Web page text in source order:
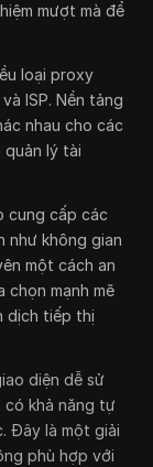
mượt mà để
loại proxy
ISP. Nền tảng
nhau cho các
quản lý tài
cung cấp các
như không gian
một cách an
chọn mạnh mẽ
dịch tiếp thị
diện dễ sử
có khả năng tự
Đây là một giải
phù hợp với